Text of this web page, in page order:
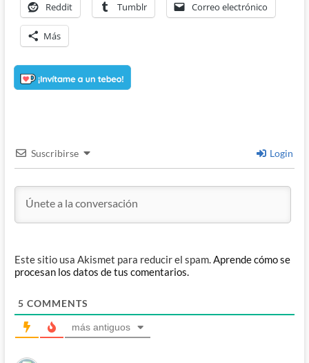
Reddit Tumblr Correo electrónico
Más
Suscribirse Login
Este sitio usa Akismet para reducir el spam.Aprende cómo se
procesan los datos de tus comentarios.
5 COMMENTS
más antiguos